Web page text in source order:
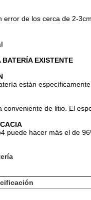
error de los cerca de 2-3cm
EXISTENTE
están
conveniente de litio. El
puede hacer más el de